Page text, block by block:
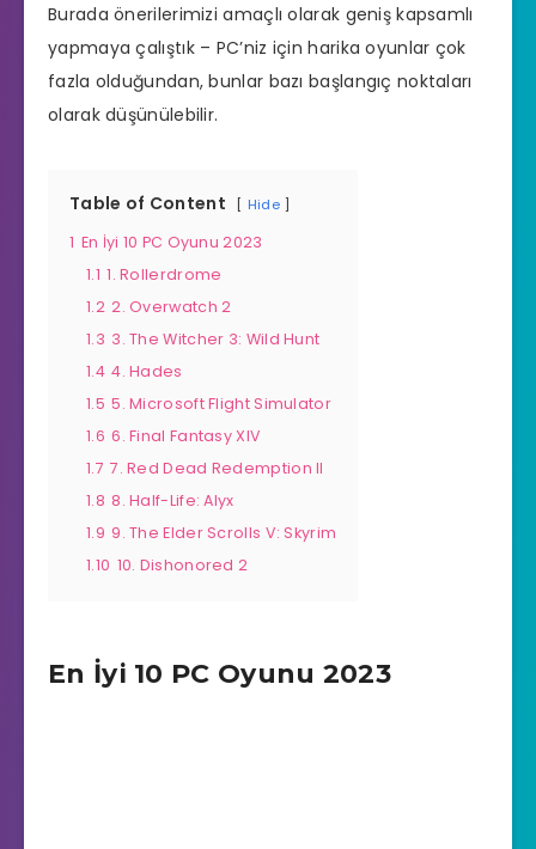
Burada önerilerimizi amaçlı olarak geniş kapsamlı
yapmaya çalıştık – PC’niz için harika oyunlar çok
fazla olduğundan, bunlar bazı başlangıç noktaları
olarak düşünülebilir.
Table of Content Hide
1 En İyi 10 PC Oyunu 2023
1.1 1. Rollerdrome
1.2 2. Overwatch 2
1.3 3. The Witcher 3: Wild Hunt
1.4 4. Hades
1.5 5. Microsoft Flight Simulator
1.6 6. Final Fantasy XIV
1.7 7. Red Dead Redemption II
1.8 8. Half-Life: Alyx
1.9 9. The Elder Scrolls V: Skyrim
1.10 10. Dishonored 2
En İyi 10 PC Oyunu 2023